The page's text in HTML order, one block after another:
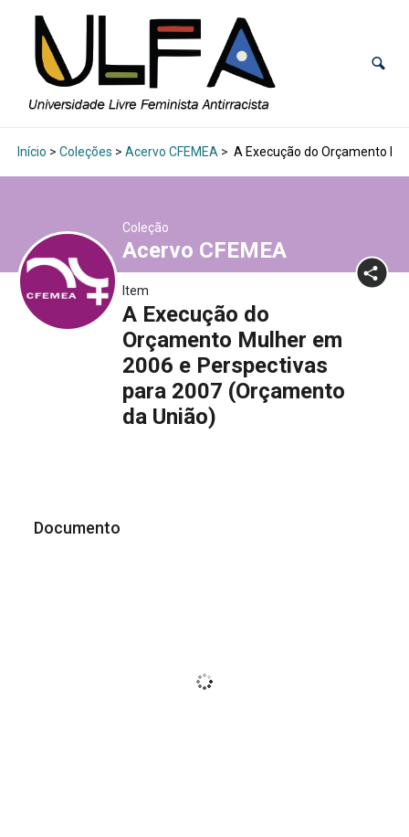
Início > Coleções > Acervo CFEMEA > A Execução do Orçamento
Coleção
Acervo CFEMEA
Item
A Execução do
Orçamento Mulher em
2006 e Perspectivas
para 2007 (Orçamento
da União)
Documento